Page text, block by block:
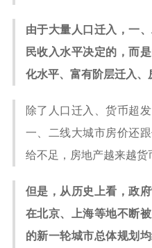
由于大量人口迁入，一
民收入水平决定的，而
化水平、富有阶层迁入
除了人口迁入、货币超
一、二线大城市房价还
给不足，房地产越来越货
但是，从历史上看，政
在北京、上海等地不断
的新一轮城市总体规划